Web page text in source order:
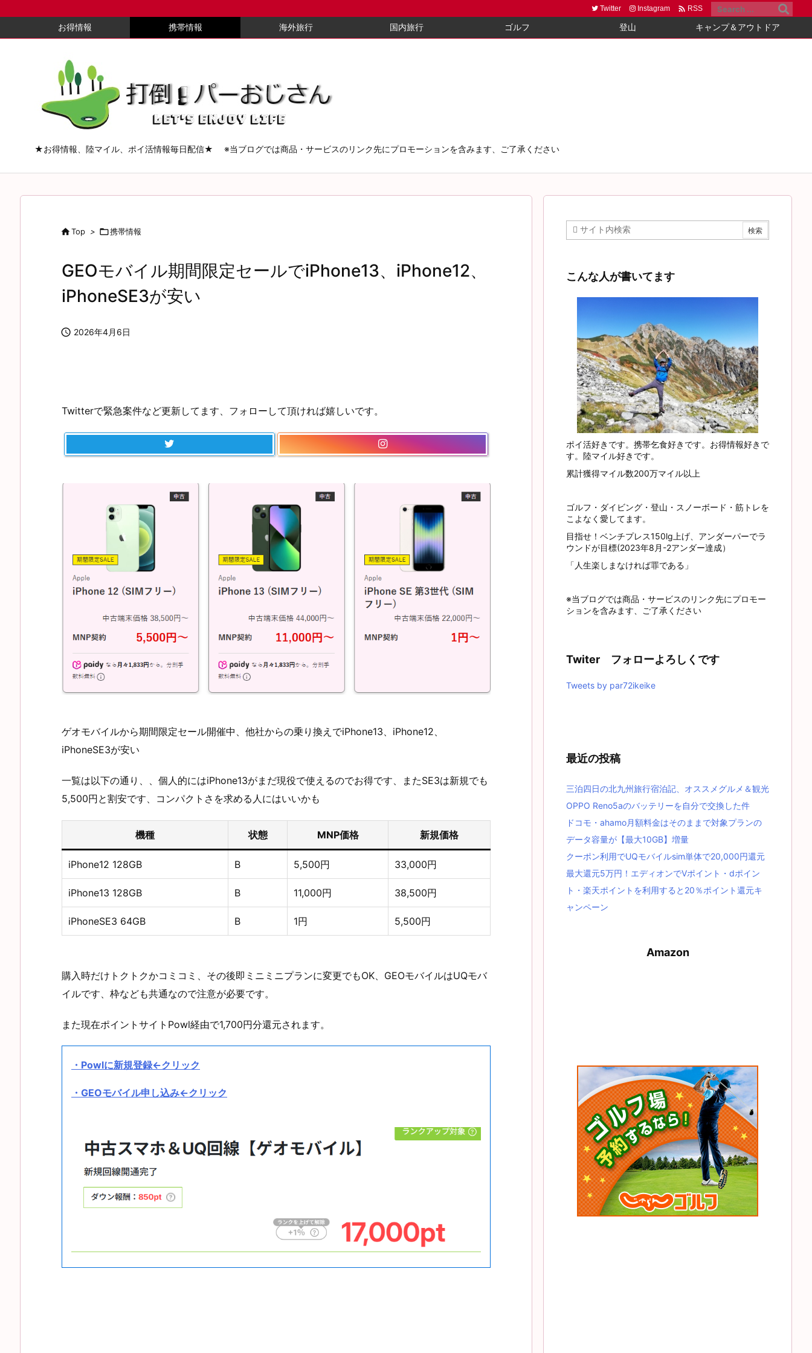
お得情報 携帯情報 海外旅行 国内旅行 ゴルフ 登山 キャンプ＆アウトドア
Twitter Instagram  RSS
★お得情報、陸マイル、ポイ活情報毎日配信★ ※当ブログでは商品・サービスのリンク先にプロモーションを含みます、ご了承ください
Top > 携帯情報
GEOモバイル期間限定セールでiPhone13、iPhone12、
iPhoneSE3が安い
 2026年4月6日
Twitterで緊急案件など更新してます、フォローして頂ければ嬉しいです。
ゲオモバイルから期間限定セール開催中、他社からの乗り換えでiPhone13、iPhone12、
iPhoneSE3が安い
一覧は以下の通り、、個人的にはiPhone13がまだ現役で使えるのでお得です、またSE3は新規でも
5,500円と割安です、コンパクトさを求める人にはいいかも
機種 状態 MNP価格 新規価格
iPhone12 128GB B 5,500円 33,000円
iPhone13 128GB B 11,000円 38,500円
iPhoneSE3 64GB B 1円 5,500円
購入時だけトクトクかコミコミ、その後即ミニミニプランに変更でもOK、GEOモバイルはUQモバ
イルです、枠なども共通なので注意が必要です。
また現在ポイントサイトPowl経由で1,700円分還元されます。
・Powlに新規登録←クリック
・GEOモバイル申し込み←クリック
こんな人が書いてます
ポイ活好きです。携帯乞食好きです。お得情報好きで
す。陸マイル好きです。
累計獲得マイル数200万マイル以上
ゴルフ・ダイビング・登山・スノーボード・筋トレを
こよなく愛してます。
目指せ！ベンチプレス150lg上げ、アンダーパーでラ
ウンドが目標(2023年8月-2アンダー達成）
「人生楽しまなければ罪である」
※当ブログでは商品・サービスのリンク先にプロモー
ションを含みます、ご了承ください
Twiter フォローよろしくです
Tweets by par72ikeike
最近の投稿
三泊四日の北九州旅行宿泊記、オススメグルメ＆観光
OPPO Reno5aのバッテリーを自分で交換した件
ドコモ・ahamo月額料金はそのままで対象プランの
データ容量が【最大10GB】増量
クーポン利用でUQモバイルsim単体で20,000円還元
最大還元5万円！エディオンでVポイント・dポイン
ト・楽天ポイントを利用すると20％ポイント還元キ
ャンペーン
Amazon